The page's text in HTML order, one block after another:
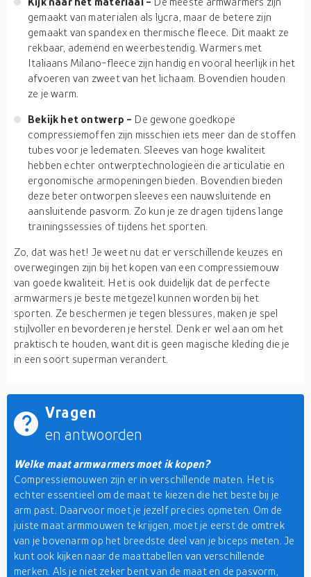
gemaakt van materialen als lycra, maar de betere zijn
gemaakt van spandex en thermische fleece. Dit maakt ze
rekbaar, ademend en weerbestendig. Warmers met
Italiaans Milano-fleece zijn handig en vooral heerlijk in het
afvoeren van zweet van het lichaam. Bovendien houden
ze je warm.
Bekijk het ontwerp - De gewone goedkope
compressiemoffen zijn misschien iets meer dan de stoffen
tubes voor je ledematen. Sleeves van hoge kwaliteit
hebben echter ontwerptechnologieën die articulatie en
ergonomische armopeningen bieden. Bovendien bieden
deze beter ontworpen sleeves een nauwsluitende en
aansluitende pasvorm. Zo kun je ze dragen tijdens lange
trainingssessies of tijdens het sporten.
Zo, dat was het! Je weet nu dat er verschillende keuzes en
overwegingen zijn bij het kopen van een compressiemouw
van goede kwaliteit. Het is ook duidelijk dat de perfecte
armwarmers je beste metgezel kunnen worden bij het
sporten. Ze beschermen je tegen blessures, maken je spel
stijlvoller en bevorderen je herstel. Denk er wel aan om het
praktisch te houden, want dit is geen magische kleding die je
in een soort superman verandert.
Vragen
en antwoorden
Welke maat armwarmers moet ik kopen?
Compressiemouwen zijn er in verschillende maten. Het is
echter essentieel om de maat te kiezen die het beste bij je
arm past. Daarvoor moet je jezelf precies opmeten. Om de
juiste maat armmouwen te krijgen, moet je eerst de omtrek
van je bovenarm op het breedste deel van je biceps meten. Je
kunt ook kijken naar de maattabellen van verschillende
merken. Als je niet zeker bent van de maat en de pasvorm,